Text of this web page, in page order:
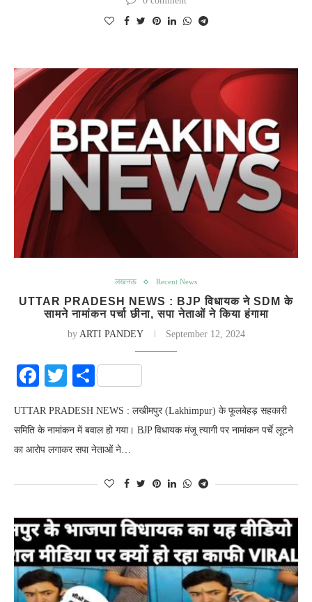
लखनऊ Recent News
UTTAR PRADESH NEWS : BJP विधायक ने SDM के
सामने नामांकन पर्चा छीना, सपा नेताओं ने किया हंगामा
by ARTI PANDEY September 12, 2024
Facebook
Twitter
Share
UTTAR PRADESH NEWS : लखीमपुर (Lakhimpur) के फूलबेहड़ सहकारी
समिति के नामांकन में बवाल हो गया। BJP विधायक मंजू त्यागी पर नामांकन पर्चे लूटने
का आरोप लगाकर सपा नेताओं ने…